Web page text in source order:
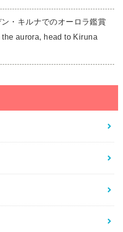
・キルナでのオーロラ鑑賞
the aurora, head to Kiruna